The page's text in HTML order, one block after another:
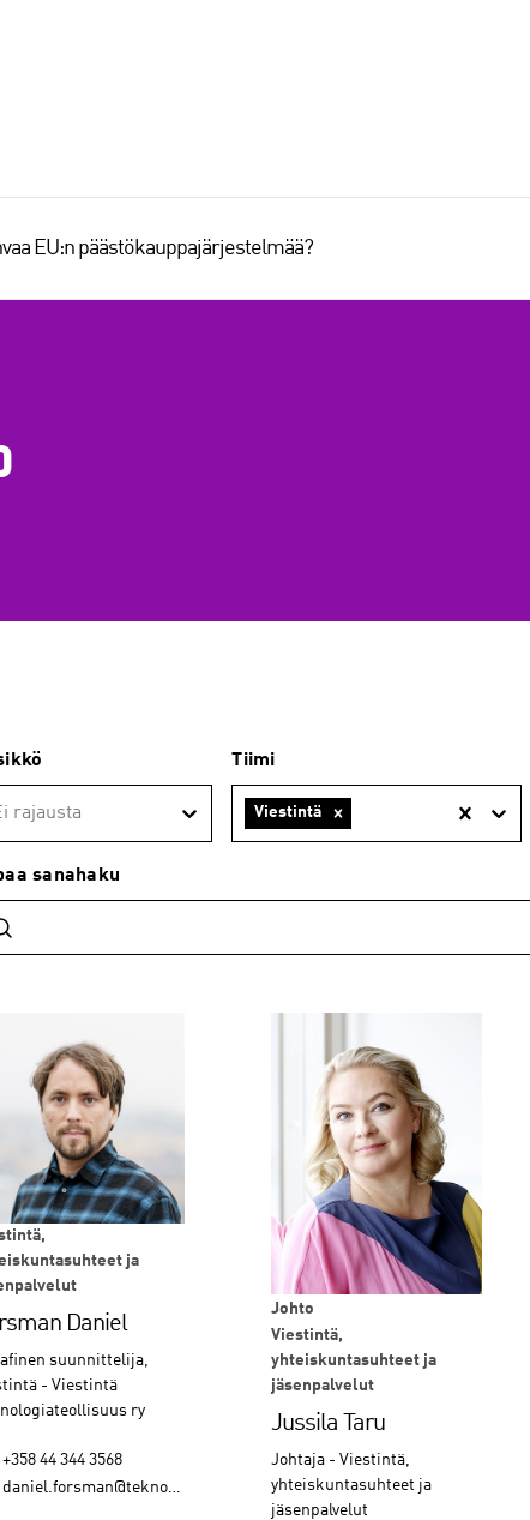
EU:n päästökauppajärjestelmää?
rajausta
Tiimi
Viestintä
sanahaku
ja
Daniel
suunnittelija,
- Viestintä
ry
+358 44 344 3568
daniel.forsman@teknologiateollisuus.fi
Johto
Viestintä,
yhteiskuntasuhteet ja
jäsenpalvelut
Jussila Taru
Johtaja - Viestintä,
yhteiskuntasuhteet ja
jäsenpalvelut